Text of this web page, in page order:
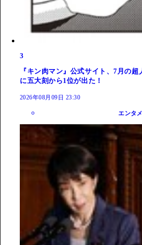
3
『キン肉マン』公式サイト、7月の
に五大刻から1位が出た！
2026年08月09日 23:30
エンタメ